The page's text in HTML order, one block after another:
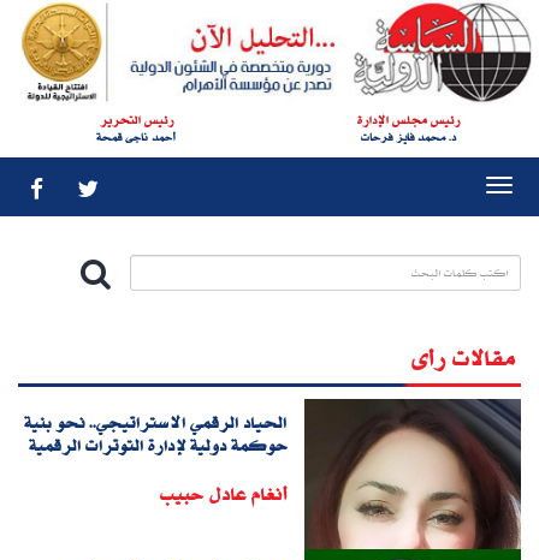
رئيس مجلس الإدارة
د. محمد فايز فرحات
رئيس التحرير
أحمد ناجى قمحة
مقالات رأى
الحياد الرقمي الاستراتيجي.. نحو بنية
حوكمة دولية لإدارة التوترات الرقمية
أنغام عادل حبيب